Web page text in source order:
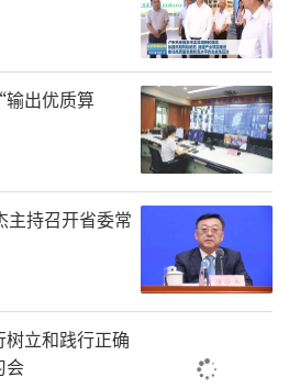
：长治市通过政策引导、
等多种手段点亮“夜经
力。举办“晋情消费·夜
美食节、啤酒节、文化
美食与传统文化，吸引市
立了良好的品牌形象。
：忻州市创新“车展+美
费者享受购车补贴，又
客停留时长，为市民游
出优质算
主持召开省委常
立和践行正确
会